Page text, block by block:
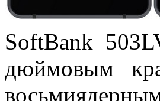
SoftBank
дюймовым